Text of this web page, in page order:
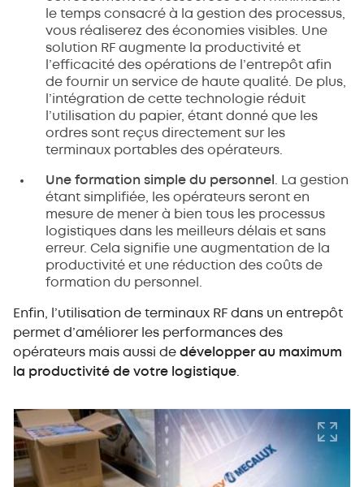
le temps consacré à la gestion des processus,
vous réaliserez des économies visibles. Une
solution RF augmente la productivité et
l’efficacité des opérations de l’entrepôt afin
de fournir un service de haute qualité. De plus,
l’intégration de cette technologie réduit
l’utilisation du papier, étant donné que les
ordres sont reçus directement sur les
terminaux portables des opérateurs.
Une formation simple du personnel
. La gestion
étant simplifiée, les opérateurs seront en
mesure de mener à bien tous les processus
logistiques dans les meilleurs délais et sans
erreur. Cela signifie une augmentation de la
productivité et une réduction des coûts de
formation du personnel.
Enfin, l’utilisation de terminaux RF dans un entrepôt
permet d’améliorer les performances des
opérateurs mais aussi de développer au maximum
la productivité de votre logistique